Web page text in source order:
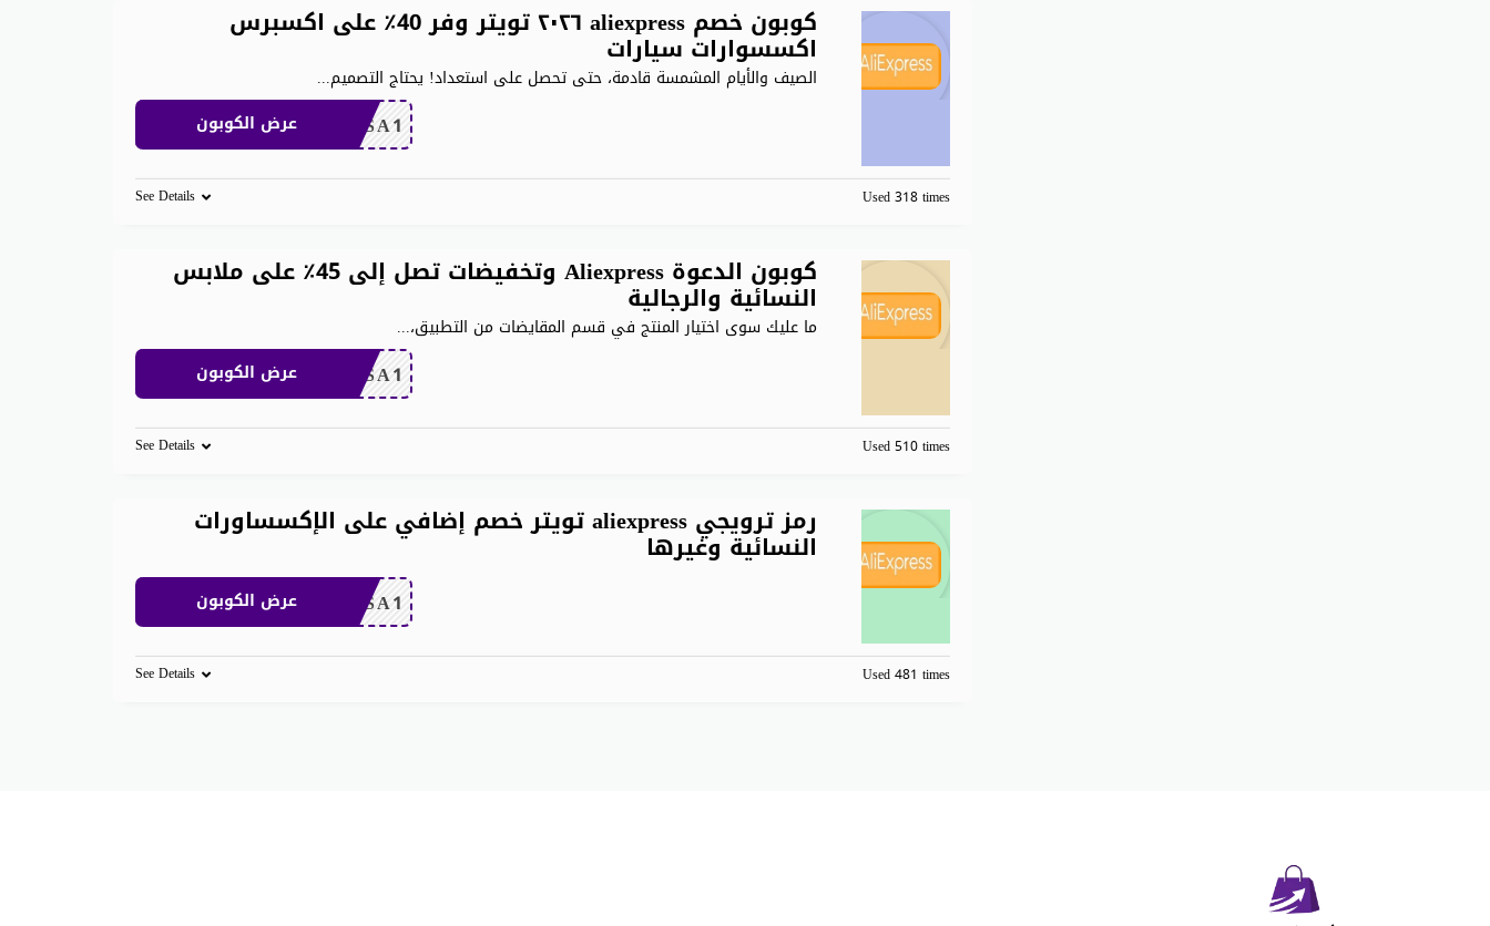
كوبون خصم aliexpress ٢٠٢٦ تويتر وفر 40٪ على اكسبرس
اكسسوارات سيارات
الصيف والأيام المشمسة قادمة، حتى تحصل على استعداد! يحتاج التصميم...
CDKSA1 عرض الكوبون
Used 318 times
See Details
كوبون الدعوة Aliexpress وتخفيضات تصل إلى 45٪ على ملابس
النسائية والرجالية
ما عليك سوى اختيار المنتج في قسم المقايضات من التطبيق،...
CDKSA1 عرض الكوبون
Used 510 times
See Details
رمز ترويجي aliexpress تويتر خصم إضافي على الإكسساورات
النسائية وغيرها
CDKSA1 عرض الكوبون
Used 481 times
See Details